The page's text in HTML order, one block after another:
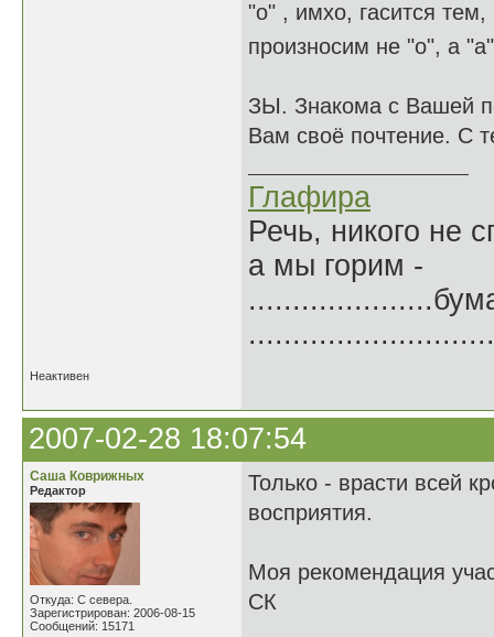
"о" , имхо, гасится
произносим не "о", а
ЗЫ. Знакома с Вашей
Вам своё почтение. С
Глафира
Речь, никого не
а мы горим -
Неактивен
2007-02-28 18:07:54
Саша Коврижных
Редактор
Откуда: С севера.
Зарегистрирован: 2006-08-15
Сообщений: 15171
Только - врасти всей
восприятия.
Моя рекомендация
СК